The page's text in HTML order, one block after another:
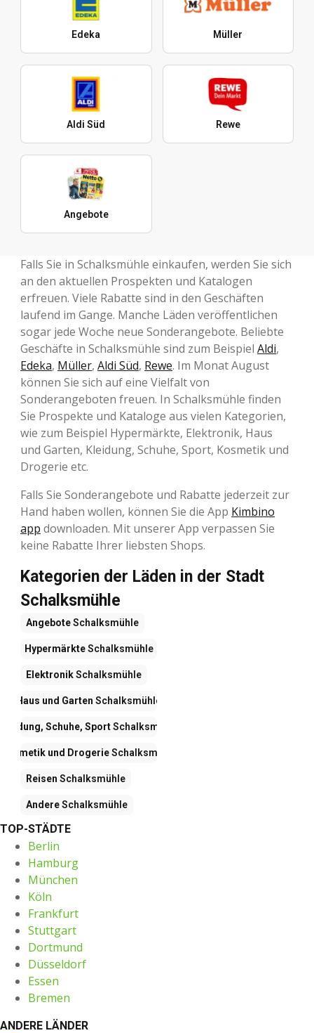
Edeka Müller
Aldi Süd Rewe
Angebote
Falls Sie in Schalksmühle einkaufen, werden Sie sich
an den aktuellen Prospekten und Katalogen
erfreuen. Viele Rabatte sind in den Geschäften
laufend im Gange. Manche Läden veröffentlichen
sogar jede Woche neue Sonderangebote. Beliebte
Geschäfte in Schalksmühle sind zum Beispiel Aldi,
Edeka, Müller, Aldi Süd, Rewe. Im Monat August
können Sie sich auf eine Vielfalt von
Sonderangeboten freuen. In Schalksmühle finden
Sie Prospekte und Kataloge aus vielen Kategorien,
wie zum Beispiel Hypermärkte, Elektronik, Haus
und Garten, Kleidung, Schuhe, Sport, Kosmetik und
Drogerie etc.
Falls Sie Sonderangebote und Rabatte jederzeit zur
Hand haben wollen, können Sie die App Kimbino
app downloaden. Mit unserer App verpassen Sie
keine Rabatte Ihrer liebsten Shops.
Kategorien der Läden in der Stadt
Schalksmühle
AngeboteSchalksmühle
HypermärkteSchalksmühle
ElektronikSchalksmühle
Haus und Garten Schalksmühle
Schuhe, SportSchalksmühle
Kosmetik und DrogerieSchalksmühle
Reisen Schalksmühle
AndereSchalksmühle
TOP-STÄDTE
Berlin
Hamburg
München
Köln
Frankfurt
Stuttgart
Dortmund
Düsseldorf
Essen
Bremen
ANDERE LÄNDER